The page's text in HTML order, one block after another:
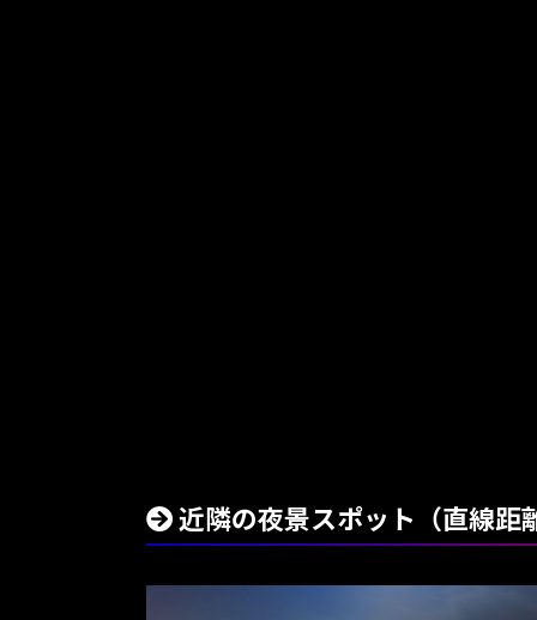
近隣の夜景スポット（直線距